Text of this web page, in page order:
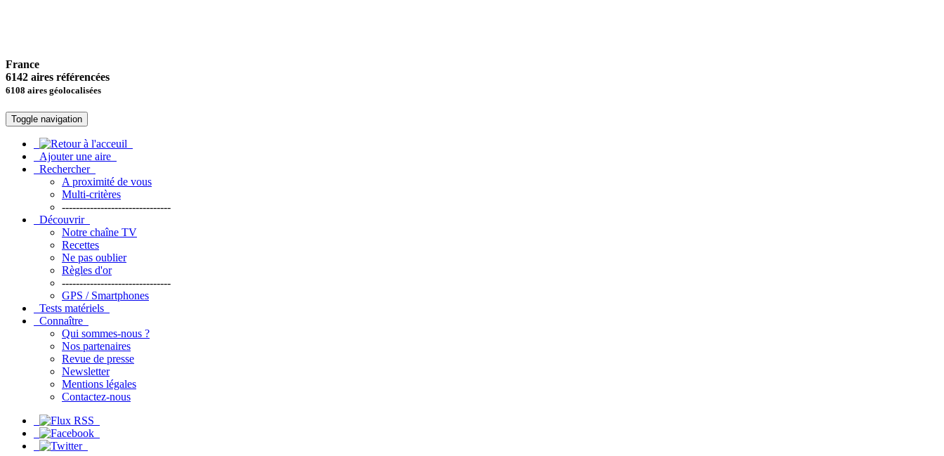
France
6142 aires référencées
6108 aires géolocalisées
Toggle navigation
Ajouter une aire
Rechercher
A proximité de vous
Multi-critères
-------------------------------
Découvrir
Notre chaîne TV
Recettes
Ne pas oublier
Règles d'or
-------------------------------
GPS / Smartphones
Tests matériels
Connaître
Qui sommes-nous ?
Nos partenaires
Revue de presse
Newsletter
Mentions légales
Contactez-nous